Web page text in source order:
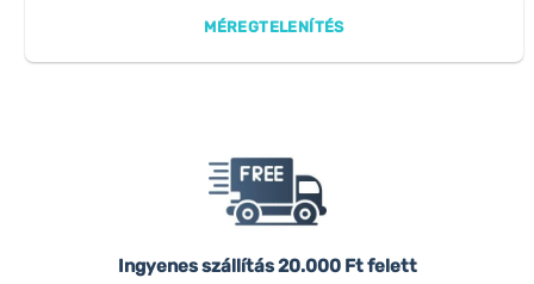
MÉREGTELENÍTÉS
Ingyenes szállítás20.000 Ft felett